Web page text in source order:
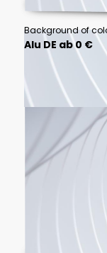
Alu DE ab 0 €